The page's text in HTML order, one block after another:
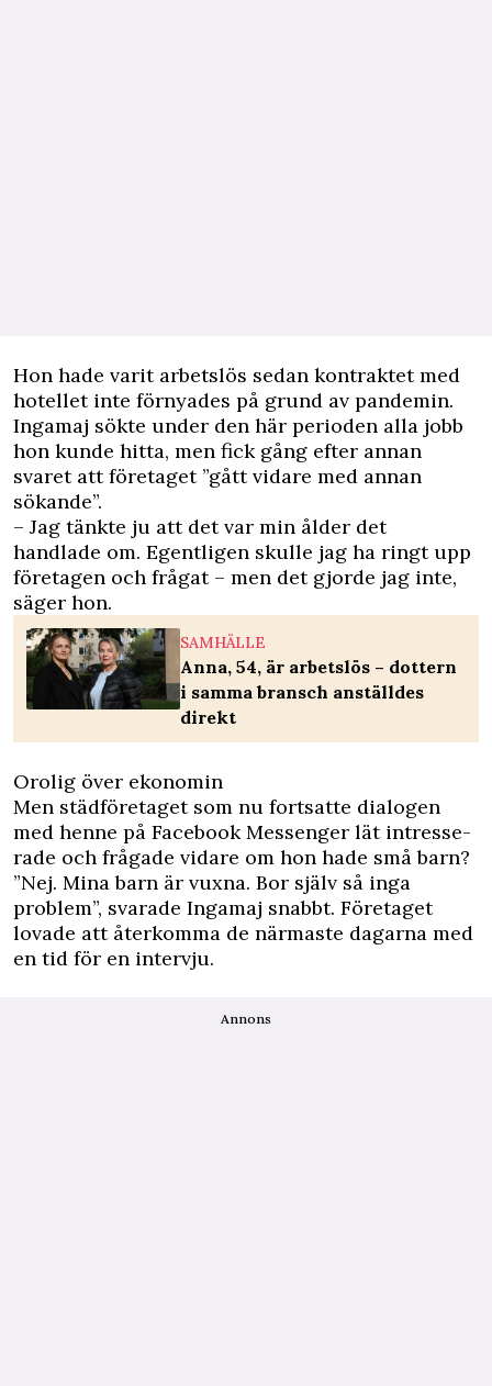
Hon hade varit arbetslös sedan kontraktet med
hotellet inte förnyades på grund av pandemin.
Ingamaj sökte under den här perioden alla jobb
hon kunde hitta, men fick gång efter annan
svaret att företaget ”gått vidare med annan
sökande”.
– Jag tänkte ju att det var min ålder det
handlade om. Egentligen skulle jag ha ringt upp
företagen och frågat – men det gjorde jag inte,
säger hon.
SAMHÄLLE
Anna, 54, är arbetslös – dottern
i samma bransch anställdes
direkt
Orolig över ekonomin
Men städföretaget som nu fortsatte dialogen
med henne på Facebook Messenger lät intresse­
rade och frågade vidare om hon hade små barn?
”Nej. Mina barn är vuxna. Bor själv så inga
problem”, svarade Ingamaj snabbt. Företaget
lovade att återkomma de närmaste dagarna med
en tid för en intervju.
Annons